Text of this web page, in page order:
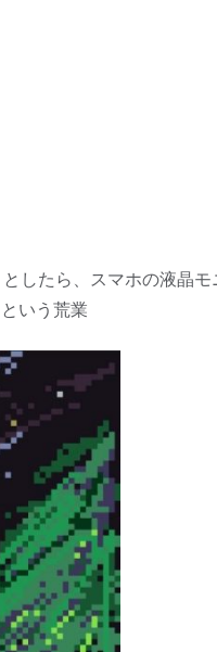
したら、スマホの液晶
いう荒業